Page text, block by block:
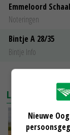
Emmeloord
Noteringen
Bintje A 28/35
Bintje Info
LAATSTE
Nieuwe